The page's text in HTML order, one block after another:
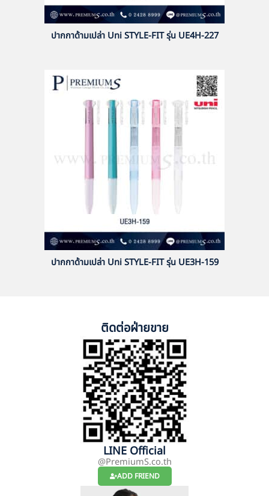
ปากกาด้ามเปล่า Uni STYLE-FIT รุ่น UE4H-227
ปากกาด้ามเปล่า Uni STYLE-FIT รุ่น UE3H-159
ติดต่อฝ่ายขาย
LINE Official
@PremiumS.co.th
ADD FRIEND